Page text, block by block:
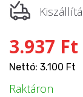
3.937 Ft
Nettó: 3.100 Ft
Raktáron